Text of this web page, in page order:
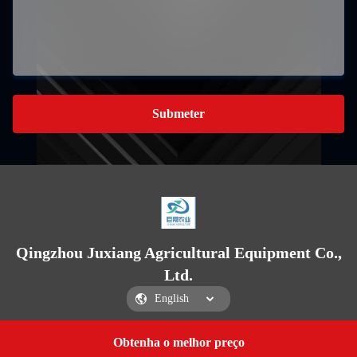
Obtenha o melhor preço
Submeter
Qingzhou Juxiang Agricultural Equipment Co.,
Ltd.
Qingzhou Juxiang Agricultural Equipment Co., Ltd.
Get a Quote